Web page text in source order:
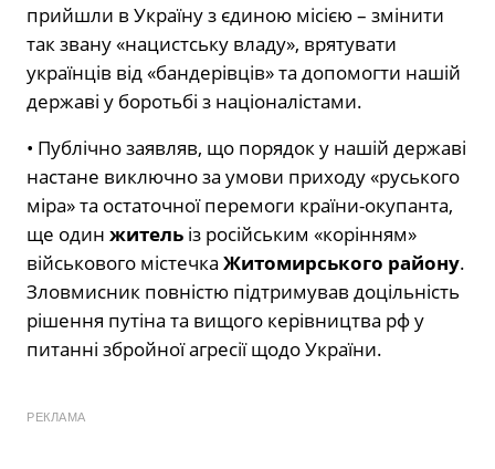
прийшли в Україну з єдиною місією – змінити
так звану «нацистську владу», врятувати
українців від «бандерівців» та допомогти нашій
державі у боротьбі з націоналістами.
• Публічно заявляв, що порядок у нашій державі
настане виключно за умови приходу «руського
міра» та остаточної перемоги країни-окупанта,
ще один житель із російським «корінням»
військового містечка Житомирського району.
Зловмисник повністю підтримував доцільність
рішення путіна та вищого керівництва рф у
питанні збройної агресії щодо України.
РЕКЛАМА